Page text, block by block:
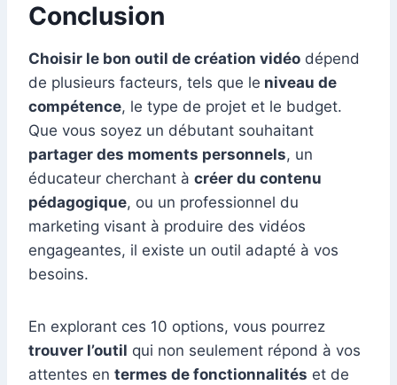
Conclusion
Choisir le bon outil de création vidéo dépend
de plusieurs facteurs, tels que le niveau de
compétence, le type de projet et le budget.
Que vous soyez un débutant souhaitant
partager des moments personnels, un
éducateur cherchant à créer du contenu
pédagogique, ou un professionnel du
marketing visant à produire des vidéos
engageantes, il existe un outil adapté à vos
besoins.
En explorant ces 10 options, vous pourrez
trouver l’outil qui non seulement répond à vos
attentes en termes de fonctionnalités et de